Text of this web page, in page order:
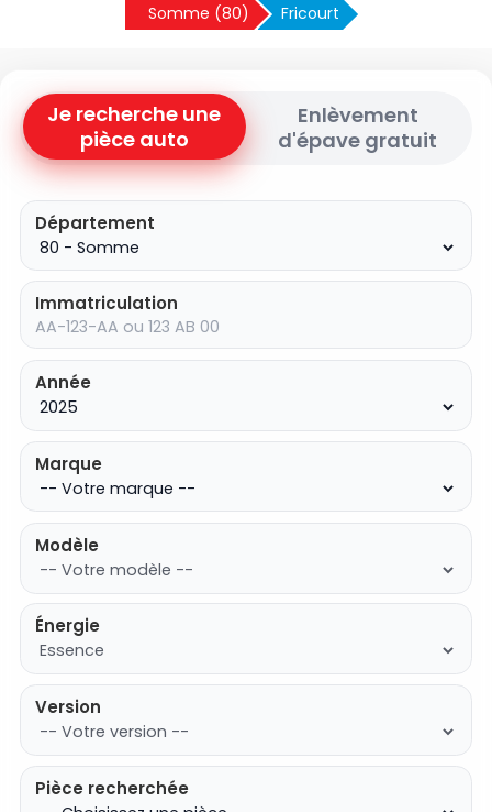
Somme (80)
Fricourt
Je recherche une
pièce auto
Enlèvement
d'épave gratuit
Département
Immatriculation
Année
Marque
Modèle
Énergie
Version
Pièce recherchée